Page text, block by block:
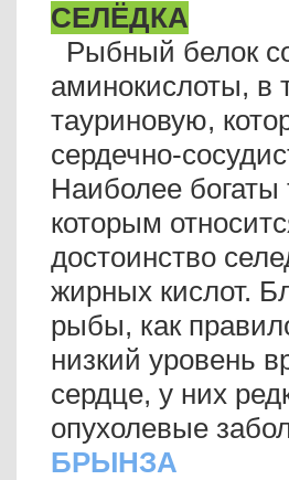
СЕЛЁДКА
Рыбный белок
аминокислоты, в
тауриновую,
сердечно-
Наиболее
которым
достоинство
жирных кислот.
рыбы, как
низкий уровень
сердце, у них
опухолевые
БРЫНЗА